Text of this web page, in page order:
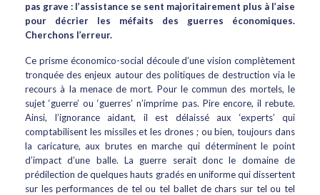
pas grave : l’assistance se sent majoritairement plus à l’aise
pour décrier les méfaits des guerres économiques.
Cherchons l’erreur.
Ce prisme économico-social découle d’une vision complètement
tronquée des enjeux autour des politiques de destruction via le
recours à la menace de mort. Pour le commun des mortels, le
sujet ‘guerre’ ou ‘guerres’ n’imprime pas. Pire encore, il rebute.
Ainsi, l’ignorance aidant, il est délaissé aux ‘experts’ qui
comptabilisent les missiles et les drones ; ou bien, toujours dans
la caricature, aux brutes en marche qui déterminent le point
d’impact d’une balle. La guerre serait donc le domaine de
prédilection de quelques hauts gradés en uniforme qui dissertent
sur les performances de tel ou tel ballet de chars sur tel ou tel